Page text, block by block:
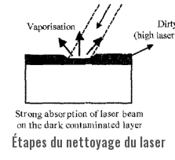
Étapes du nettoyage du laser